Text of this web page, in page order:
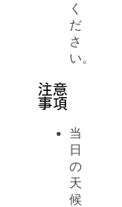
く
だ
さ
い。
注意
事項
当
日
の
天
候